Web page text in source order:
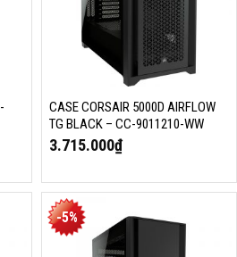
CASE CORSAIR 5000D AIRFLOW
TG BLACK – CC-9011210-WW
3.715.000₫
-5%